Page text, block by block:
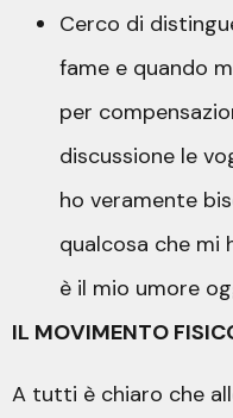
Cerco di
fame e quando
per
discussione le
ho veramente
qualcosa che mi
è il mio umore
IL MOVIMENTO
A tutti è chiaro che